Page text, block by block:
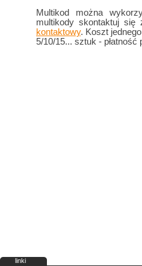
Multikod można
multikody skontaktuj
kontaktowy. Koszt
5/10/15... sztuk - płatność
linki